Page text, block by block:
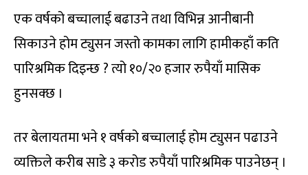
एक वर्षको बच्चालाई बढाउने तथा विभिन्न आनीबानी
सिकाउने होम ट्युसन जस्तो कामका लागि हामीकहाँ कति
पारिश्रमिक दिइन्छ ? त्यो १०/२० हजार रुपैयाँ मासिक
हुनसक्छ ।
तर बेलायतमा भने १ वर्षको बच्चालाई होम ट्युसन पढाउने
व्यक्तिले करीब साडे ३ करोड रुपैयाँ पारिश्रमिक पाउनेछन् ।